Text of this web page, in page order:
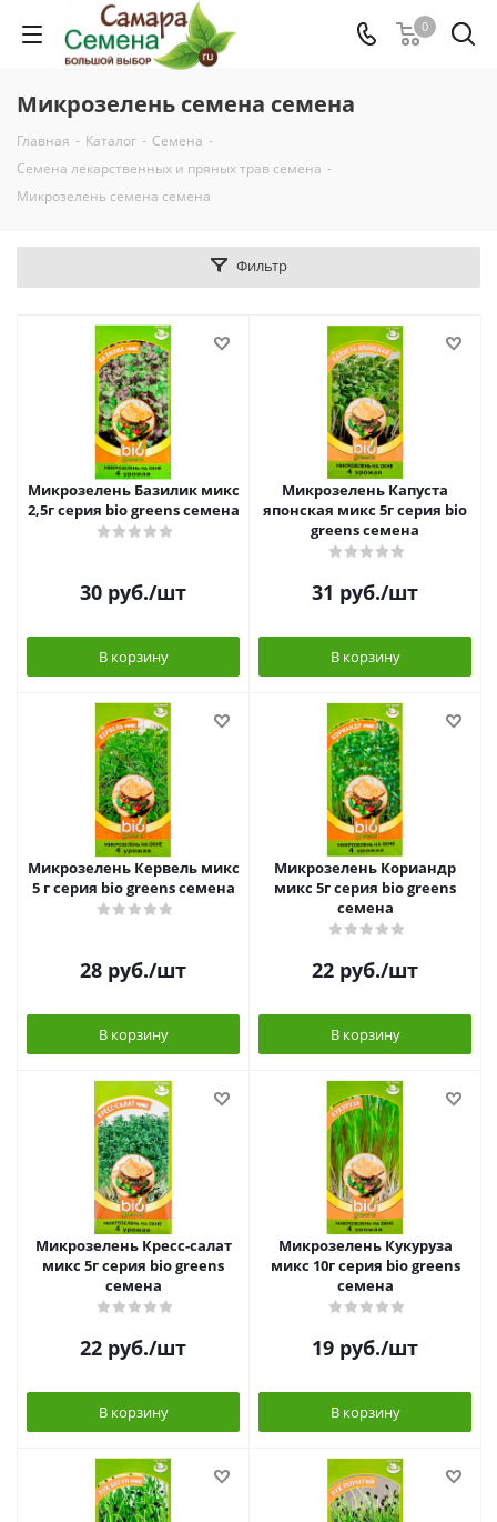
0
Микрозелень семена семена
Главная - Каталог - Семена -
Семена лекарственных и пряных трав семена -
Микрозелень семена семена
Фильтр
Микрозелень Базилик микс
2,5г серия bio greens семена
30 руб./шт
В корзину
Микрозелень Капуста
японская микс 5г серия bio
greens семена
31 руб./шт
В корзину
Микрозелень Кервель микс
5 г серия bio greens семена
28 руб./шт
В корзину
Микрозелень Кориандр
микс 5г серия bio greens
семена
22 руб./шт
В корзину
Микрозелень Кресс-салат
микс 5г серия bio greens
семена
22 руб./шт
В корзину
Микрозелень Кукуруза
микс 10г серия bio greens
семена
19 руб./шт
В корзину